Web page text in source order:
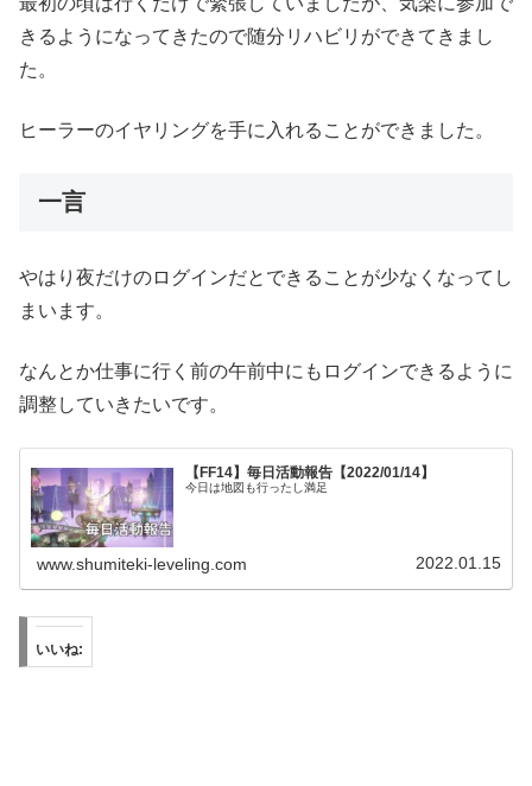
きるようになってきたので随分リハビリができてきまし
た。
ヒーラーのイヤリングを手に入れることができました。
一言
やはり夜だけのログインだとできることが少なくなってし
まいます。
なんとか仕事に行く前の午前中にもログインできるように
調整していきたいです。
【FF14】毎日活動報告【2022/01/14】
今日は地図も行ったし満足
www.shumiteki-leveling.com 2022.01.15
いいね: